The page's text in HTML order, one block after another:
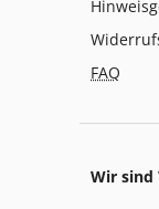
FAQ
Wir sind